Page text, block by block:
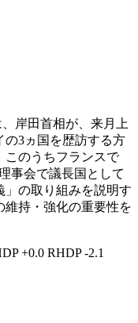
、岸田首相が、来月上
の3ヵ国を歴訪する方
このうちフランスで
事会で議長国として
の取り組みを説明す
維持・強化の重要性を
+0.0 RHDP -2.1